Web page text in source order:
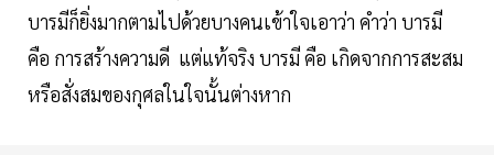
บารมีก็ยิ่งมากตามไปด้วยบางคนเข้าใจเอาว่า คำว่า บารมี
คือ การสร้างความดี แต่แท้จริง บารมี คือ เกิดจากการสะสม
หรือสั่งสมของกุศลในใจนั้นต่างหาก